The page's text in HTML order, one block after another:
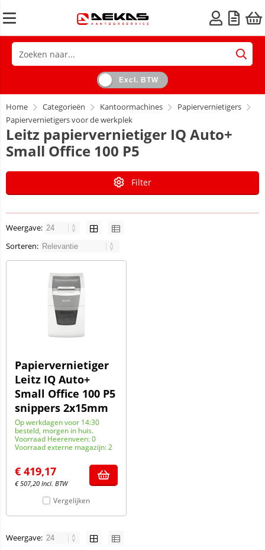
Excl. BTW
Home Categorieën Kantoormachines
Papiervernietigers
Papiervernietigers voor de werkplek
Leitz papiervernietiger IQ Auto+
Small Office 100 P5
Filter
Weergave:
Sorteren:
Papiervernietiger
Leitz IQ Auto+
Small Office 100 P5
snippers 2x15mm
Op werkdagen voor 14:30
besteld, morgen in huis.
Voorraad Heerenveen: 0
Voorraad externe magazijn: 2
€ 419,17
€507,20 Incl. BTW
Vergelijken
Weergave: